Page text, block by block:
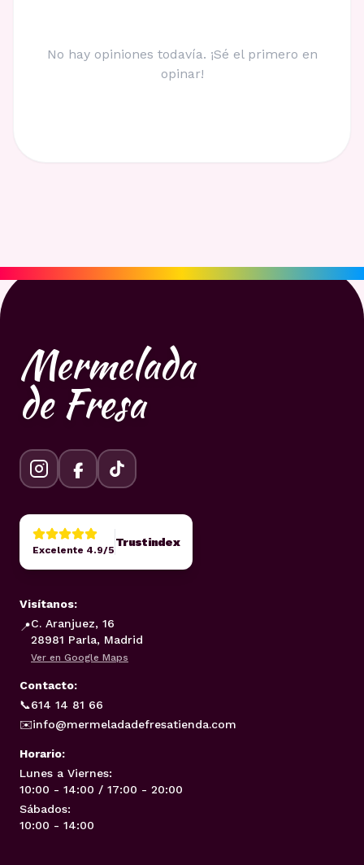
No hay opiniones todavía. ¡Sé el primero en
opinar!
Mermelada
de Fresa
Excelente 4.9/5
Trustindex
Visítanos:
📍C. Aranjuez, 16
28981 Parla, Madrid
Ver en Google Maps
Contacto:
📞614 14 81 66
✉️info@mermeladadefresatienda.com
Horario:
Lunes a Viernes:
10:00 - 14:00 / 17:00 - 20:00
Sábados:
10:00 - 14:00